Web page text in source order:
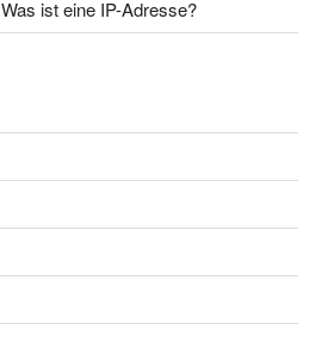
Was ist eine IP-Adresse?